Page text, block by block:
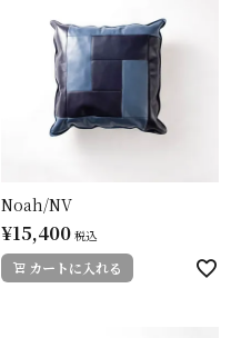
Noah/NV
¥15,400 税込
カートに入れる